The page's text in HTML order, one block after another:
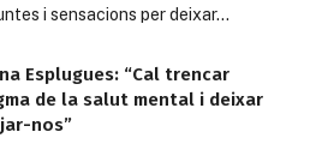
i sensacions per deixar…
Esplugues: “Cal trencar
de la salut mental i deixar
nos”